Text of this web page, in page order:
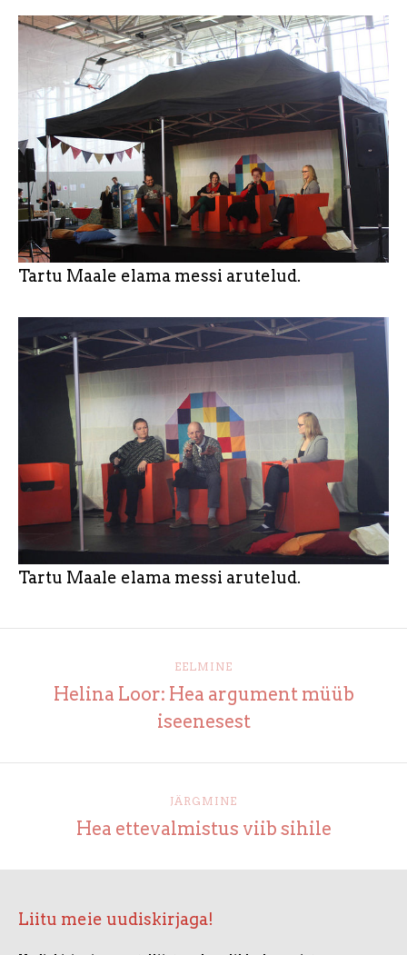
Tartu Maale elama messi arutelud.
Tartu Maale elama messi arutelud.
EELMINE
Helina Loor: Hea argument müüb
iseenesest
JÄRGMINE
Hea ettevalmistus viib sihile
Liitu meie uudiskirjaga!